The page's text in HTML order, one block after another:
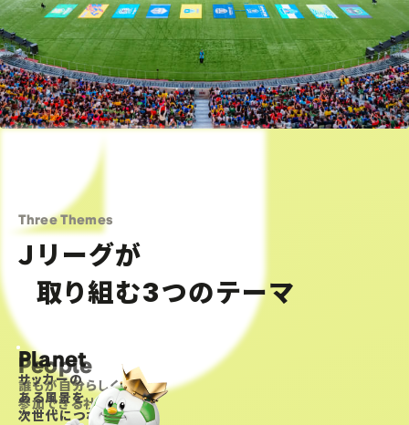
Three Themes
Ｊリーグが
取り組む3つのテーマ
Planet
サッカーの
ある風景を
次世代につなぐ
People
誰もが自分らしく
参加できる社会へ
Community
「お互いさま」が広がる
温かい地域へ